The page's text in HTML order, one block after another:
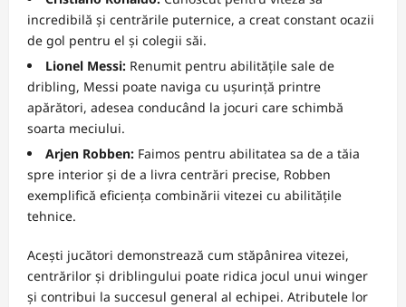
incredibilă și centrările puternice, a creat constant ocazii
de gol pentru el și colegii săi.
Lionel Messi: Renumit pentru abilitățile sale de
dribling, Messi poate naviga cu ușurință printre
apărători, adesea conducând la jocuri care schimbă
soarta meciului.
Arjen Robben: Faimos pentru abilitatea sa de a tăia
spre interior și de a livra centrări precise, Robben
exemplifică eficiența combinării vitezei cu abilitățile
tehnice.
Acești jucători demonstrează cum stăpânirea vitezei,
centrărilor și driblingului poate ridica jocul unui winger
și contribui la succesul general al echipei. Atributele lor